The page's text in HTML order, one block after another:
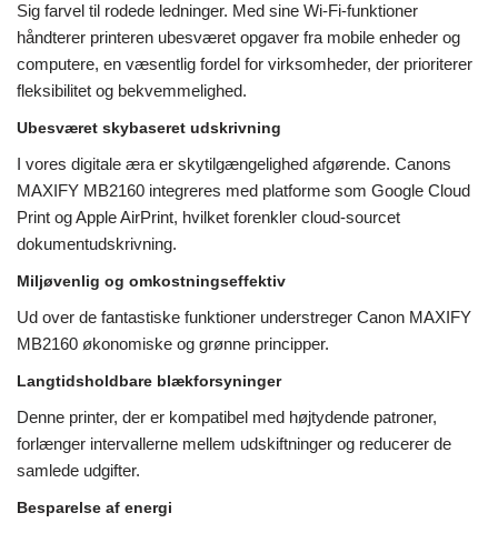
Sig farvel til rodede ledninger. Med sine Wi-Fi-funktioner
håndterer printeren ubesværet opgaver fra mobile enheder og
computere, en væsentlig fordel for virksomheder, der prioriterer
fleksibilitet og bekvemmelighed.
Ubesværet skybaseret udskrivning
I vores digitale æra er skytilgængelighed afgørende. Canons
MAXIFY MB2160 integreres med platforme som Google Cloud
Print og Apple AirPrint, hvilket forenkler cloud-sourcet
dokumentudskrivning.
Miljøvenlig og omkostningseffektiv
Ud over de fantastiske funktioner understreger Canon MAXIFY
MB2160 økonomiske og grønne principper.
Langtidsholdbare blækforsyninger
Denne printer, der er kompatibel med højtydende patroner,
forlænger intervallerne mellem udskiftninger og reducerer de
samlede udgifter.
Besparelse af energi